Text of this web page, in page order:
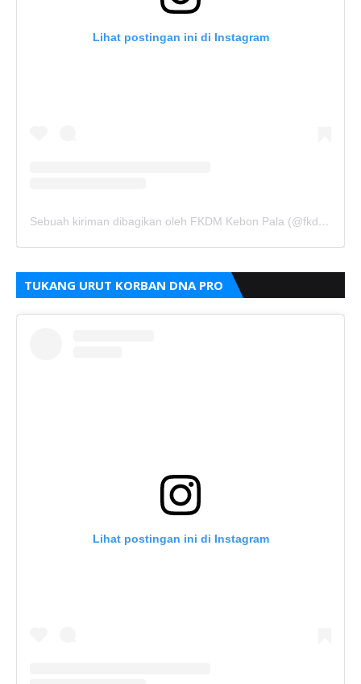
Lihat postingan ini di Instagram
Sebuah kiriman dibagikan oleh FKDM Kebon Pala (@fkdm_kebonpala)
TUKANG URUT KORBAN DNA PRO
Lihat postingan ini di Instagram